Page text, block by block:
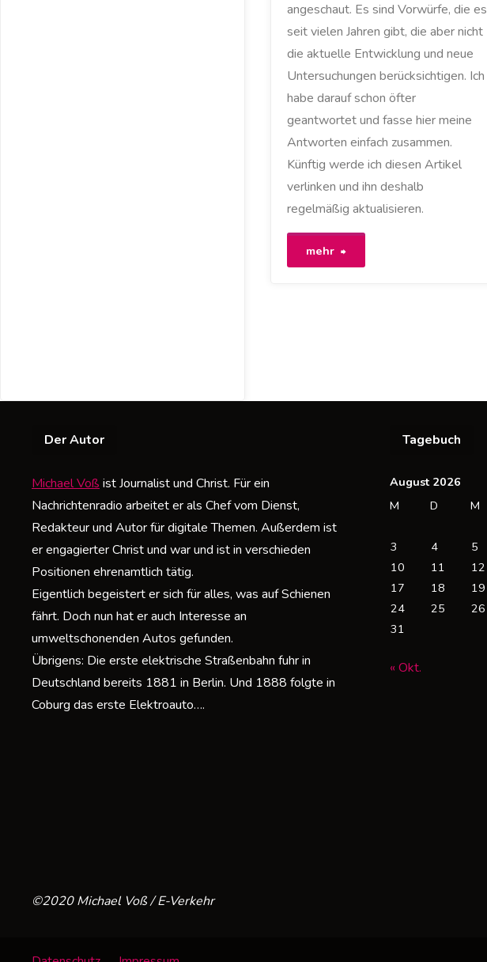
angeschaut. Es sind Vorwürfe, die es
seit vielen Jahren gibt, die aber nicht
die aktuelle Entwicklung und neue
Untersuchungen berücksichtigen. Ich
habe darauf schon öfter
geantwortet und fasse hier meine
Antworten einfach zusammen.
Künftig werde ich diesen Artikel
verlinken und ihn deshalb
regelmäßig aktualisieren.
mehr
"Sind
Der Autor
Michael Voßist Journalist und Christ. Für ein
Nachrichtenradio arbeitet er als Chef vom Dienst,
Redakteur und Autor für digitale Themen. Außerdem ist
er engagierter Christ und war und ist in verschieden
Positionen ehrenamtlich tätig.
Eigentlich begeistert er sich für alles, was auf Schienen
fährt. Doch nun hat er auch Interesse an
umweltschonenden Autos gefunden.
Übrigens: Die erste elektrische Straßenbahn fuhr in
Deutschland bereits 1881 in Berlin. Und 1888 folgte in
Coburg das erste Elektroauto….
Tagebuch
August 2026
M
D M
3
4 5
10
11 12
17
18 19
24
25 26
31
« Okt.
©2020 Michael Voß / E-Verkehr